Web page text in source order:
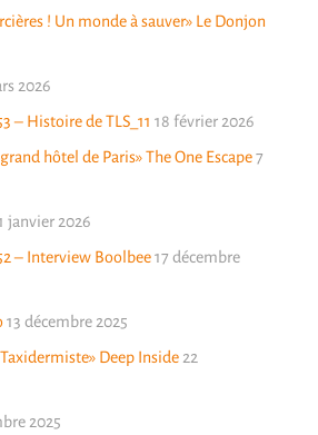
! Un monde à sauver» Le Donjon
2026
– Histoire de TLS_11 18 février 2026
hôtel de Paris» The One Escape 7
janvier 2026
– Interview Boolbee 17 décembre
13 décembre 2025
Deep Inside 22
2025